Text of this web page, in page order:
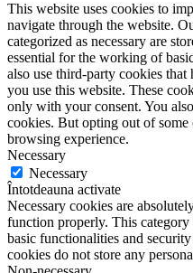
This website uses cookies to
navigate through the website.
categorized as necessary are
essential for the working of
also use third-party cookies
you use this website. These
only with your consent. You
cookies. But opting out of
browsing experience.
Necessary
Necessary
Întotdeauna activate
Necessary cookies are
function properly. This
basic functionalities and
cookies do not store any